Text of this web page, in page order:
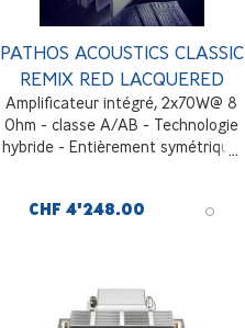
PATHOS ACOUSTICS CLASSIC
REMIX RED LACQUERED
Amplificateur intégré, 2x70W@ 8
Ohm - classe A/AB - Technologie
hybride - Entièrement symétrique,
CHF 4'248.00